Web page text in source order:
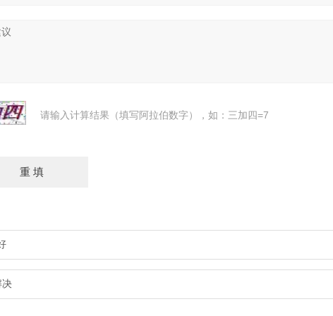
请输入计算结果（填写阿拉伯数字），如：三加四=7
决